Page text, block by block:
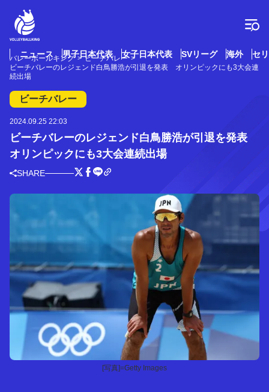
ニュース 男子日本代表 女子日本代表 SVリーグ 海外 セ
バレーボールキング
ビーチバレー
ビーチバレーのレジェンド白鳥勝浩が引退を発表 オリンピックにも3大会連
続出場
ビーチバレー
2024.09.25 22:03
ビーチバレーのレジェンド白鳥勝浩が引退を発表
オリンピックにも3大会連続出場
SHARE
[写真]=Getty Images